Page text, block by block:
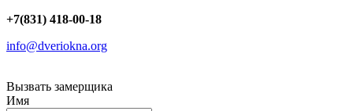
+7(831) 418-00-18
info@dveriokna.org
Вызвать замерщика
Имя